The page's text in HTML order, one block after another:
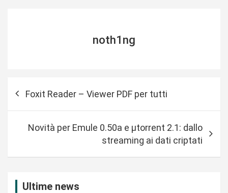
noth1ng
Foxit Reader – Viewer PDF per tutti
Novità per Emule 0.50a e μtorrent 2.1: dallo
streaming ai dati criptati
Ultime news